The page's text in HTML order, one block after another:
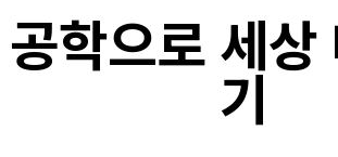
공학으로 세상
기